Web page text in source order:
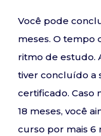
Você pode
meses. O tempo
ritmo de estudo.
tiver concluído a
certificado. Caso
18 meses, você
curso por mais 6